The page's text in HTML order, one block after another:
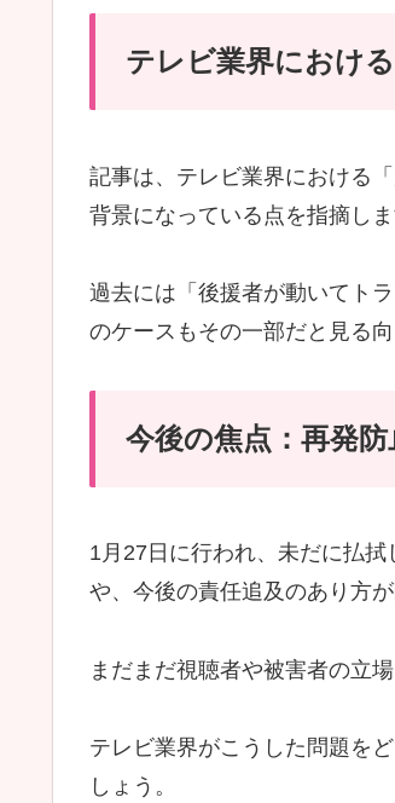
テレビ業界におけ
記事は、テレビ業界における
背景になっている点を指摘しま
過去には「後援者が動いてト
のケースもその一部だと見る向
今後の焦点：再発
1月27日に行われ、未だに払
や、今後の責任追及のあり方
まだまだ視聴者や被害者の立
テレビ業界がこうした問題を
しょう。